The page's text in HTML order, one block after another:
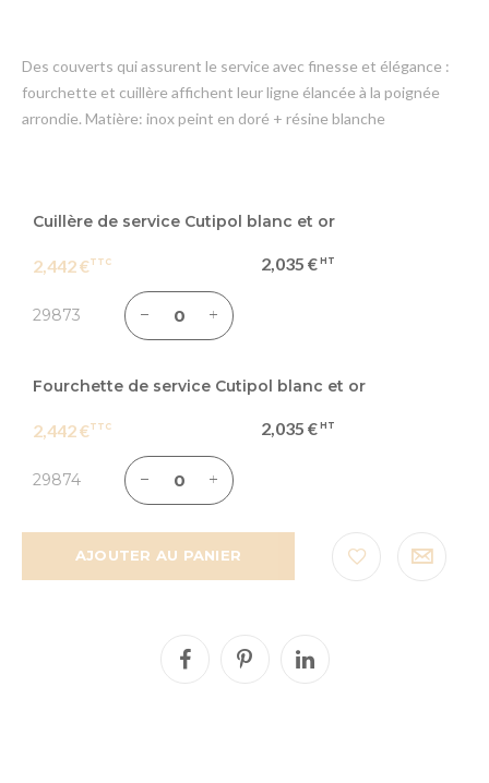
Des couverts qui assurent le service avec finesse et élégance :
fourchette et cuillère affichent leur ligne élancée à la poignée
arrondie. Matière: inox peint en doré + résine blanche
du
groupé
Cuillère de service Cutipol blanc et or
2,442 € 2,035 €
29873
Fourchette de service Cutipol blanc et or
2,442 € 2,035 €
29874
AJOUTER AU PANIER